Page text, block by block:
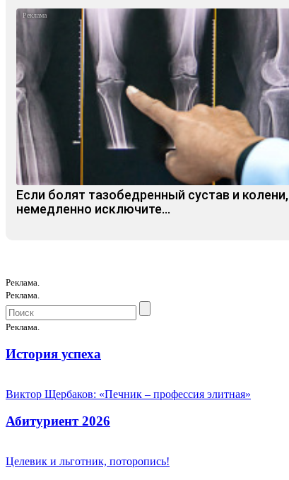
Если болят тазобедренный сустав и колени,
немедленно исключите...
Реклама.
Реклама.
Реклама.
История успеха
Виктор Щербаков: «Печник – профессия элитная»
Абитуриент 2026
Целевик и льготник, поторопись!